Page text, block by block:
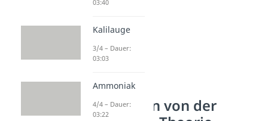
Ausnahmen von der
03:40
Kalilauge
3/4 – Dauer:
03:03
Ammoniak
4/4 – Dauer:
03:22